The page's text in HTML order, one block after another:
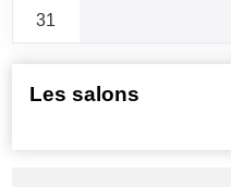
31
Les salons